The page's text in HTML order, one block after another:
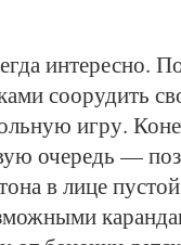
интересно.
соорудить
игру.
очередь —
в лице